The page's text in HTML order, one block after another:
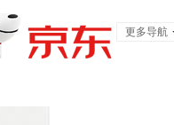
更多导航